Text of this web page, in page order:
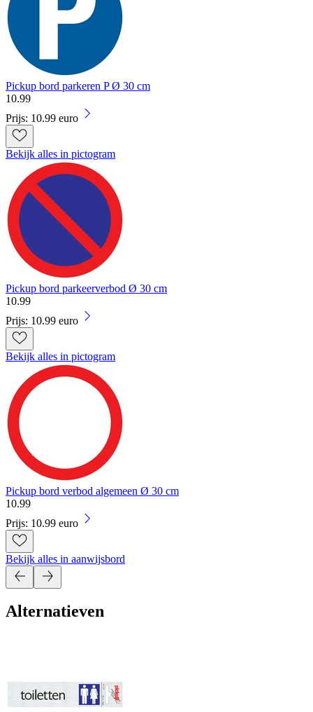
Pickup bord parkeren P Ø 30 cm
10.99
Prijs: 10.99 euro
Bekijk alles in pictogram
Pickup bord parkeerverbod Ø 30 cm
10.99
Prijs: 10.99 euro
Bekijk alles in pictogram
Pickup bord verbod algemeen Ø 30 cm
10.99
Prijs: 10.99 euro
Bekijk alles in aanwijsbord
Alternatieven